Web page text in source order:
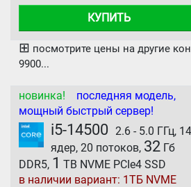
КУПИТЬ
⊞ посмотрите цены на другие
9900...
новинка! последняя модель,
мощный быстрый сервер!
i5-14500
2.6 - 5.0 ГГц, 14
ядер, 20 потоков, 32 Гб
DDR5, 1 TB NVME PCIe4 SSD
в наличии вариант: 1ТБ NVME